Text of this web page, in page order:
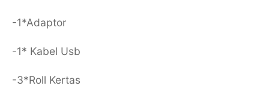
-1*Adaptor
-1* Kabel Usb
-3*Roll Kertas